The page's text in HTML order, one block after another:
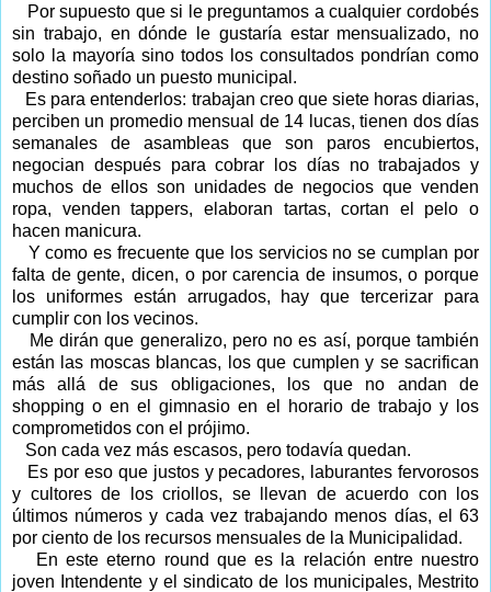
Por supuesto que si le preguntamos a cualquier cordobés
sin trabajo, en dónde le gustaría estar mensualizado, no
solo la mayoría sino todos los consultados pondrían como
destino soñado un puesto municipal.
Es para entenderlos: trabajan creo que siete horas diarias,
perciben un promedio mensual de 14 lucas, tienen dos días
semanales de asambleas que son paros encubiertos,
negocian después para cobrar los días no trabajados y
muchos de ellos son unidades de negocios que venden
ropa, venden tappers, elaboran tartas, cortan el pelo o
hacen manicura.
Y como es frecuente que los servicios no se cumplan por
falta de gente, dicen, o por carencia de insumos, o porque
los uniformes están arrugados, hay que tercerizar para
cumplir con los vecinos.
Me dirán que generalizo, pero no es así, porque también
están las moscas blancas, los que cumplen y se sacrifican
más allá de sus obligaciones, los que no andan de
shopping o en el gimnasio en el horario de trabajo y los
comprometidos con el prójimo.
Son cada vez más escasos, pero todavía quedan.
Es por eso que justos y pecadores, laburantes fervorosos
y cultores de los criollos, se llevan de acuerdo con los
últimos números y cada vez trabajando menos días, el 63
por ciento de los recursos mensuales de la Municipalidad.
En este eterno round que es la relación entre nuestro
joven Intendente y el sindicato de los municipales, Mestrito